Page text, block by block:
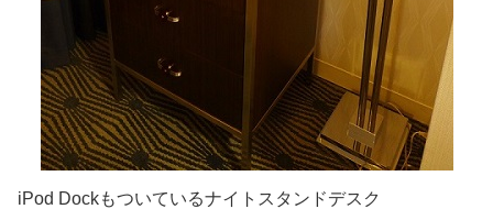
iPod Dockもついているナイトスタンドデスク